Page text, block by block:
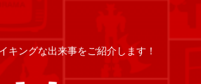
ングな出来事をご紹介します！